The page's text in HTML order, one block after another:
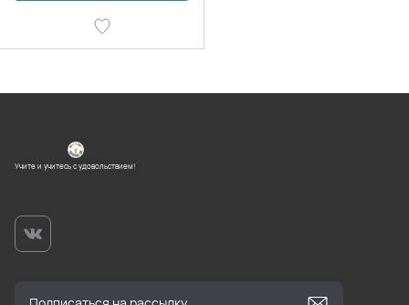
Учите и учитесь с удовольствием!